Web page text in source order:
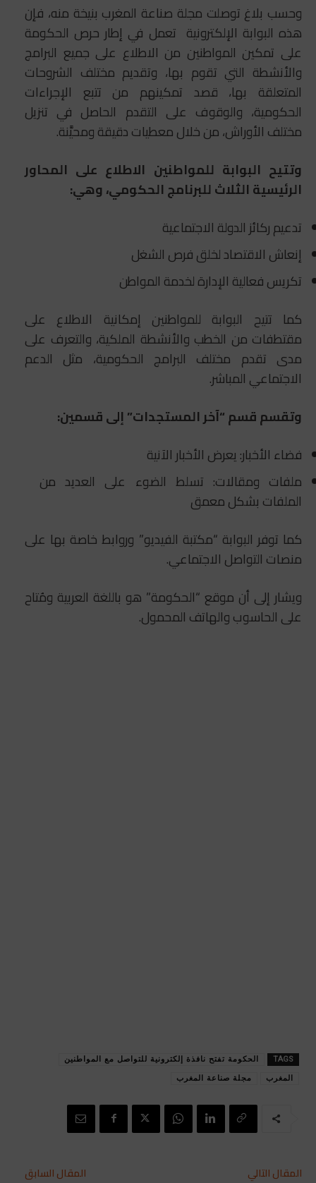
وحسب بلاغ توصلت مجلة صناعة المغرب بنيخة منه، فإن
هذه البوابة الإلكترونية تعمل في إطار حرص الحكومة
على تمكين المواطنين من الاطلاع على جميع البرامج
والأنشطة التي تقوم بها، وتقديم مختلف الشروحات
المتعلقة بها، قصد تمكينهم من تتبع الإجراءات
الحكومية، والوقوف على التقدم الحاصل في تنزيل
مختلف الأوراش، من خلال معطيات دقيقة ومحيَّنة.
وتتيح البوابة للمواطنين الاطلاع على المحاور
الرئيسية الثلاث للبرنامج الحكومي، وهي:
تدعيم ركائز الدولة الاجتماعية
إنعاش الاقتصاد لخلق فرص الشغل
تكريس فعالية الإدارة لخدمة المواطن
كما تتيح البوابة للمواطنين إمكانية الاطلاع على
مقتطفات من الخطب والأنشطة الملكية، والتعرف على
مدى تقدم مختلف البرامج الحكومية، مثل الدعم
الاجتماعي المباشر.
وتقسم قسم “آخر المستجدات” إلى قسمين:
فضاء الأخبار: يعرض الأخبار الآنية
ملفات ومقالات: تسلط الضوء على العديد من
الملفات بشكل معمق
كما توفر البوابة “مكتبة الفيديو” وروابط خاصة بها على
منصات التواصل الاجتماعي.
ويشار إلى أن موقع “الحكومة” هو باللغة العربية ومُتاح
على الحاسوب والهاتف المحمول.
TAGS الحكومة تفتح نافذة إلكترونية للتواصل مع المواطنين
المغرب مجلة صناعة المغرب
المقال السابق المقال التالي